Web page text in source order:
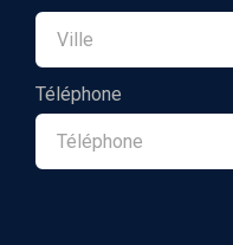
Téléphone